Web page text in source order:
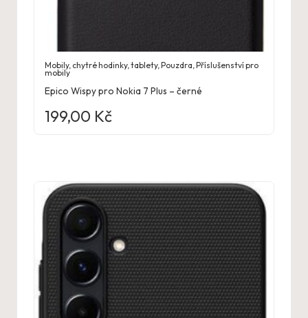
Mobily, chytré hodinky, tablety,Pouzdra,Příslušenství pro
mobily
Epico Wispy pro Nokia 7 Plus – černé
199,00 Kč